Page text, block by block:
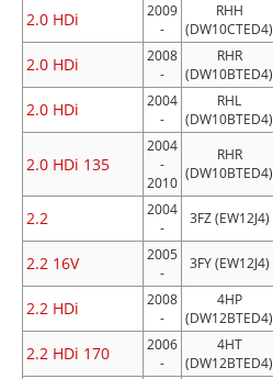
2.0 HDi
2009
-
RHH
(DW10CTED4)
2.0 HDi
2008
-
RHR
(DW10BTED4)
2.0 HDi
2004
-
RHL
(DW10BTED4)
2.0 HDi 135
2004
-
2010
RHR
(DW10BTED4)
2.2
2004
-
3FZ (EW12J4)
2.2 16V
2005
-
3FY (EW12J4)
2.2 HDi
2008
-
4HP
(DW12BTED4)
2.2 HDi 170
2006
-
4HT
(DW12BTED4)